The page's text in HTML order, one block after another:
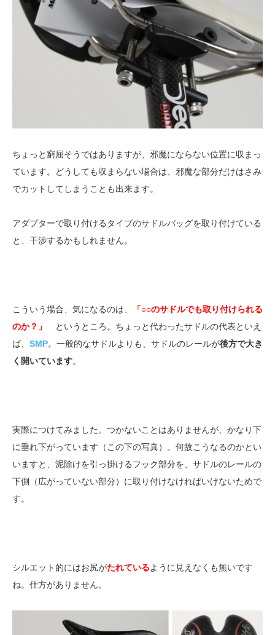
ちょっと窮屈そうではありますが、邪魔にならない位置に収まっ
ています。どうしても収まらない場合は、邪魔な部分だけはさみ
でカットしてしまうことも出来ます。
アダプターで取り付けるタイプのサドルバッグを取り付けている
と、干渉するかもしれません。
こういう場合、気になるのは、
「○○のサドルでも取り付けられる
のか？」
というところ。ちょっと代わったサドルの代表といえ
ば、 SMP。一般的なサドルよりも、サドルのレールが後方で大き
く開いています。
実際につけてみました。つかないことはありませんが、かなり下
に垂れ下がっています（この下の写真）。何故こうなるのかとい
いますと、泥除けを引っ掛けるフック部分を、サドルのレールの
下側（広がっていない部分）に取り付けなければいけないためで
す。
シルエット的にはお尻がたれているように見えなくも無いです
ね。仕方がありません。